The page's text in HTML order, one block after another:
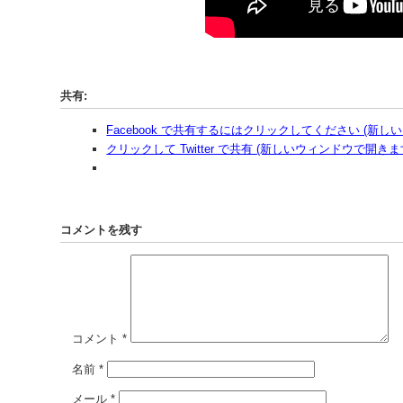
共有:
Facebook で共有するにはクリックしてください (新し
クリックして Twitter で共有 (新しいウィンドウで開きま
コメントを残す
コメント *
名前 *
メール *